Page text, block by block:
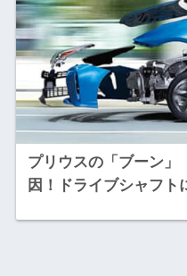
プリウスの「ブーン」
因！ドライブシャフト